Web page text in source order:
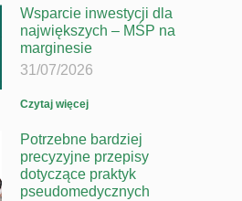
Wsparcie inwestycji dla
największych – MŚP na
marginesie
31/07/2026
Czytaj więcej
Potrzebne bardziej
precyzyjne przepisy
dotyczące praktyk
pseudomedycznych